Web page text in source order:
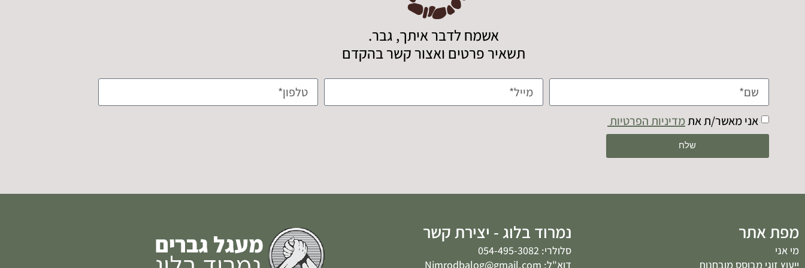
אשמח לדבר איתך, גבר.
תשאיר פרטים ואצור קשר בהקדם
אני מאשר/ת אתמדיניות הפרטיות
שלח
מפת אתר
מי אני
ייעוץ זוגי מבוסס מובחנות
נמרוד בלוג - יצירת קשר
סלולרי: 054-495-3082
דוא"ל: Nimrodbalog@gmail.com